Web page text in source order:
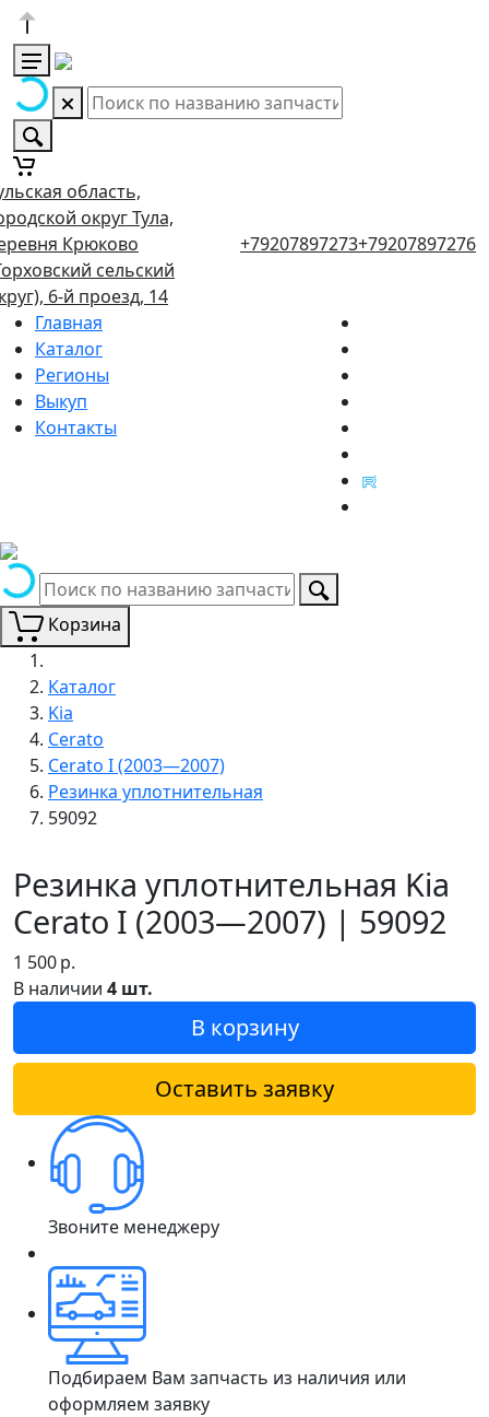
область,
округ Тула,
Крюково
сельский
6-й проезд, 14
+79207897273+79207897276
Главная
Каталог
Регионы
Выкуп
Контакты
Корзина
Каталог
Kia
Cerato
Cerato I (2003—2007)
Резинка уплотнительная
59092
Резинка уплотнительная Kia
Cerato I (2003—2007) | 59092
1 500р.
В наличии 4 шт.
В корзину
Оставить заявку
Звоните менеджеру
Подбираем Вам запчасть из наличия или
оформляем заявку